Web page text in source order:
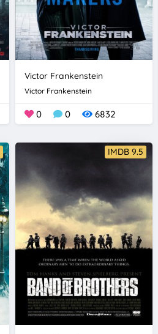
Victor Frankenstein
Victor Frankenstein
0 0 6832
IMDB 9.5